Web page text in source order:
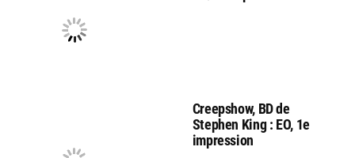
Creepshow, BD de
Stephen King : EO, 1e
impression